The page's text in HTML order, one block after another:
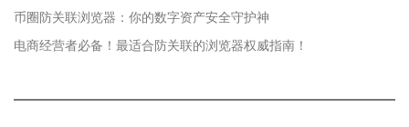
币圈防关联浏览器：你的数字资产安全守护神
电商经营者必备！最适合防关联的浏览器权威指南！